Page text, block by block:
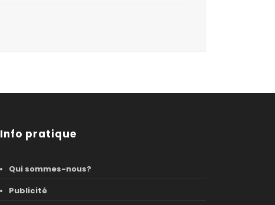
Info pratique
Qui sommes-nous?
Publicité